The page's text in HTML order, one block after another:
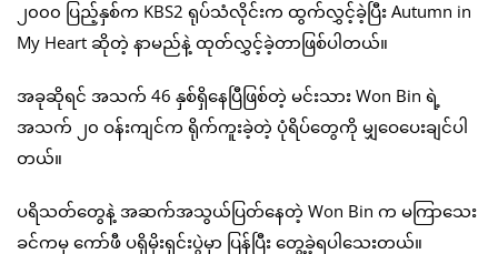
၂၀၀၀ ပြည့်နှစ်က KBS2 ရုပ်သံလိုင်းက ထွက်လွှင့်ခဲ့ပြီး Autumn in
My Heart ဆိုတဲ့ နာမည်နဲ့ ထုတ်လွှင့်ခဲ့တာဖြစ်ပါတယ်။
အခုဆိုရင် အသက် 46 နှစ်ရှိနေပြီဖြစ်တဲ့ မင်းသား Won Bin ရဲ့
အသက် ၂၀ ဝန်းကျင်က ရိုက်ကူးခဲ့တဲ့ ပုံရိပ်တွေကို မျှဝေပေးချင်ပါ
တယ်။
ပရိသတ်တွေနဲ့ အဆက်အသွယ်ပြတ်နေတဲ့ Won Bin က မကြာသေး
ခင်ကမှ ကော်ဖီ ပရိုမိုးရှင်းပွဲမှာ ပြန်ပြီး တွေ့ခဲ့ရပါသေးတယ်။